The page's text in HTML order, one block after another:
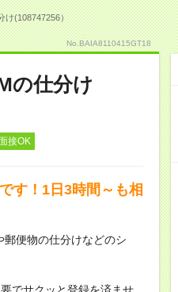
け(108747256）
No.BAIA8110415GT18
の仕分け
接OK
す！1日3時間～も相
郵便物の仕分けなどのシ
でサクッと登録を済ませ